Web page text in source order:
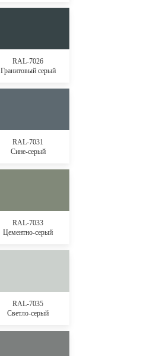
RAL-7026
Гранитовый серый
RAL-7031
Сине-серый
RAL-7033
Цементно-серый
RAL-7035
Светло-серый